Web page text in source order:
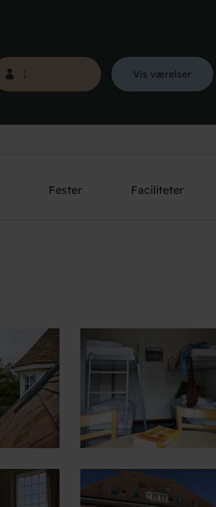
Vis værelser
Fester Faciliteter